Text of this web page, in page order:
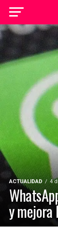
ACTUALIDAD 4
y mejora